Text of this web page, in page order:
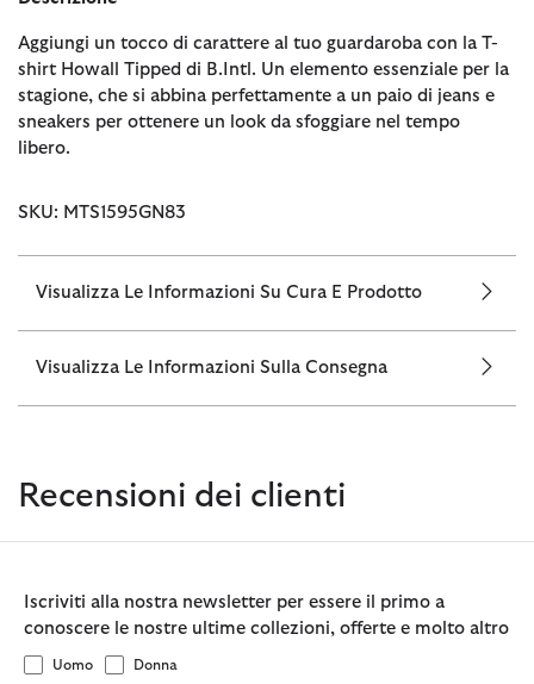
Aggiungi un tocco di carattere al tuo guardaroba con la T-
shirt Howall Tipped di B.Intl. Un elemento essenziale per la
stagione, che si abbina perfettamente a un paio di jeans e
sneakers per ottenere un look da sfoggiare nel tempo
libero.
SKU: MTS1595GN83
Visualizza Le Informazioni Su Cura E Prodotto
Visualizza Le Informazioni Sulla Consegna
Recensioni dei clienti
Iscriviti alla nostra newsletter per essere il primo a
conoscere le nostre ultime collezioni, offerte e molto altro
Uomo Donna